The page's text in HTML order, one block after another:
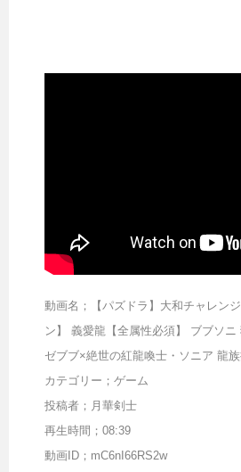
動画名；【パズドラ】大和チャレン
ン】 義愛龍【全属性必須】 ブブソ
ゼブブ×絶世の紅龍喚士・ソニア 龍族
カテゴリー；ゲーム
投稿者；月華剣士
再生時間；08:39
動画ID；mC6nI66RS2w